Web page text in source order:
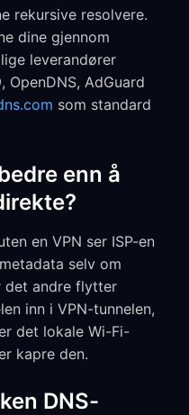
rekursive resolvere.
dine gjennom
leverandører
OpenDNS, AdGuard
som standard
enn å
en VPN ser ISP-en
selv om
det andre flytter
inn i VPN-tunnelen,
det lokale Wi-Fi-
kapre den.
DNS-